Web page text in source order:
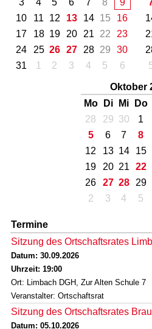
3
4 5 6 7 8
9
10
11 12 13 14 15
16
17
18 19 20 21 22
23
24
25 26 27 28 29
30
31
1 2 3 4 5 6
Oktober
Mo
Di Mi Do
28
29 30 1
5
6 7 8
12
13 14 15
19
20 21 22
26
27 28 29
2
3 4 5
Termine
Sitzung des Ortschaftsrates
Datum: 30.09.2026
Uhrzeit: 19:00
Ort: Limbach DGH, Zur Alten Schule 7
Veranstalter: Ortschaftsrat
Sitzung des Ortschaftsrates
Datum: 05.10.2026